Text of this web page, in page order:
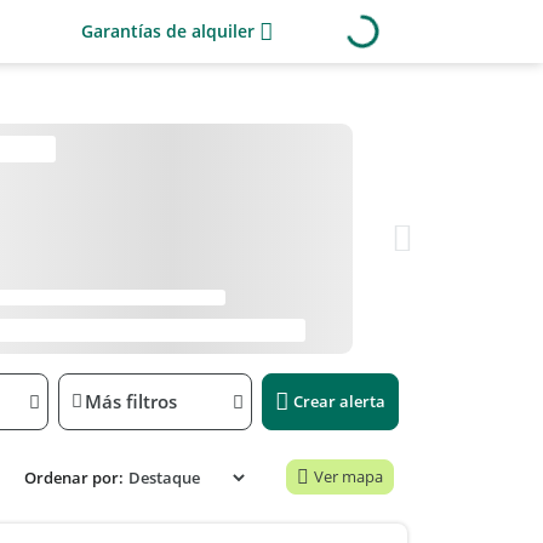
Garantías de alquiler
Más filtros Crear alerta
Ordenar por: Ver mapa